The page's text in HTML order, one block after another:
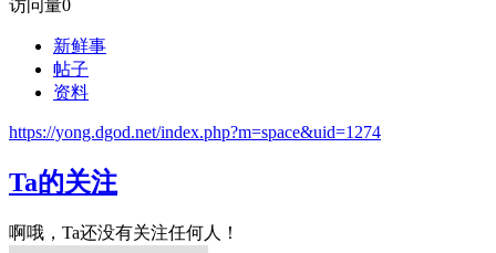
访问量0
新鲜事
帖子
资料
https://yong.dgod.net/index.php?m=space&uid=1274
Ta的关注
啊哦，Ta还没有关注任何人！